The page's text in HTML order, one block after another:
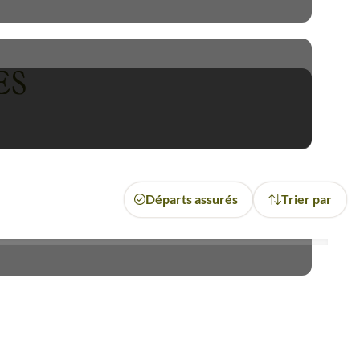
moghols, britanniques,
et sacrées qui ne sont
rajpoute.
la Jungle, et devant le Taj
Départs assurés Trier par